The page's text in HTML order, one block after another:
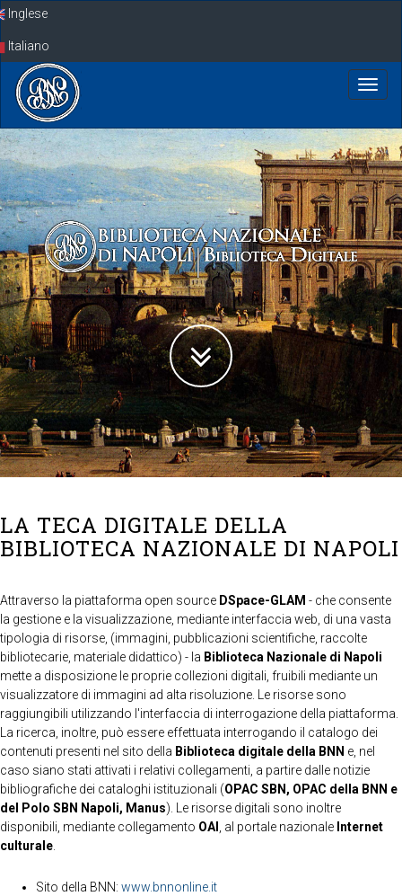
SkipInglese
Italiano
LA TECA DIGITALE DELLA
BIBLIOTECA NAZIONALE DI NAPOLI
Attraverso la piattaforma open source DSpace-GLAM - che consente
la gestione e la visualizzazione, mediante interfaccia web, di una vasta
tipologia di risorse, (immagini, pubblicazioni scientifiche, raccolte
bibliotecarie, materiale didattico) - la Biblioteca Nazionale di Napoli
mette a disposizione le proprie collezioni digitali, fruibili mediante un
visualizzatore di immagini ad alta risoluzione. Le risorse sono
raggiungibili utilizzando l'interfaccia di interrogazione della piattaforma.
La ricerca, inoltre, può essere effettuata interrogando il catalogo dei
contenuti presenti nel sito della Biblioteca digitale della BNN e, nel
caso siano stati attivati i relativi collegamenti, a partire dalle notizie
bibliografiche dei cataloghi istituzionali (OPAC SBN, OPAC della BNN e
del Polo SBN Napoli, Manus). Le risorse digitali sono inoltre
disponibili, mediante collegamento OAI , al portale nazionale Internet
culturale
Sito della BNN: www.bnnonline.it